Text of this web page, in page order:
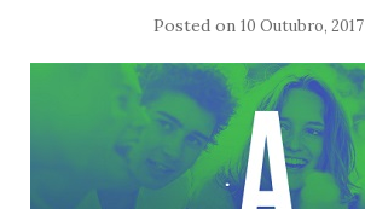
Posted on 10 Outubro, 2017